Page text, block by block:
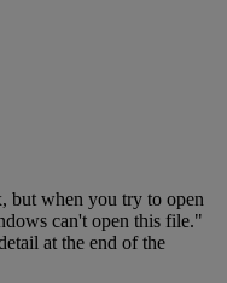
but when you try to open
can't open this file."
at the end of the